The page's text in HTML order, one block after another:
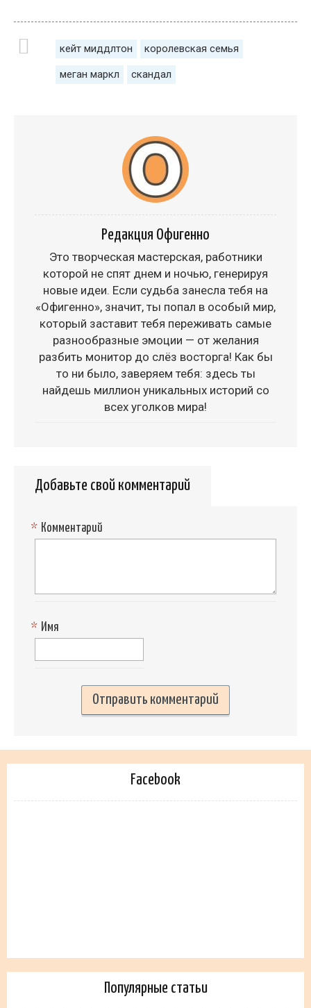
кейт миддлтон королевская семья
меган маркл скандал
Редакция Офигенно
Это творческая мастерская, работники
которой не спят днем и ночью, генерируя
новые идеи. Если судьба занесла тебя на
«Офигенно», значит, ты попал в особый мир,
который заставит тебя переживать самые
разнообразные эмоции — от желания
разбить монитор до слёз восторга! Как бы
то ни было, заверяем тебя: здесь ты
найдешь миллион уникальных историй со
всех уголков мира!
Добавьте свой комментарий
Комментарий
*
Имя
*
Facebook
Популярные статьи